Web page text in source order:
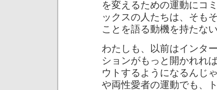
を変えるための運動にコ
ックスの人たちは、そも
ことを語る動機を持たな
わたしも、以前はインタ
ションがもっと開かれれ
ウトするようになるんじ
や両性愛者の運動でも、